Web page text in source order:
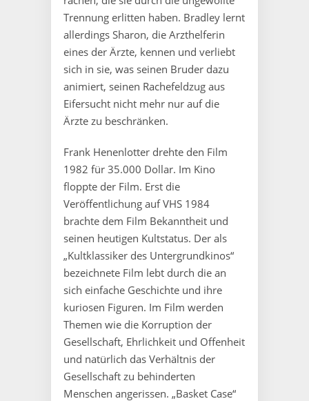
Trennung erlitten haben. Bradley lernt
allerdings Sharon, die Arzthelferin
eines der Ärzte, kennen und verliebt
sich in sie, was seinen Bruder dazu
animiert, seinen Rachefeldzug aus
Eifersucht nicht mehr nur auf die
Ärzte zu beschränken.
Frank Henenlotter drehte den Film
1982 für 35.000 Dollar. Im Kino
floppte der Film. Erst die
Veröffentlichung auf VHS 1984
brachte dem Film Bekanntheit und
seinen heutigen Kultstatus. Der als
„Kultklassiker des Untergrundkinos“
bezeichnete Film lebt durch die an
sich einfache Geschichte und ihre
kuriosen Figuren. Im Film werden
Themen wie die Korruption der
Gesellschaft, Ehrlichkeit und Offenheit
und natürlich das Verhältnis der
Gesellschaft zu behinderten
Menschen angerissen. „Basket Case“